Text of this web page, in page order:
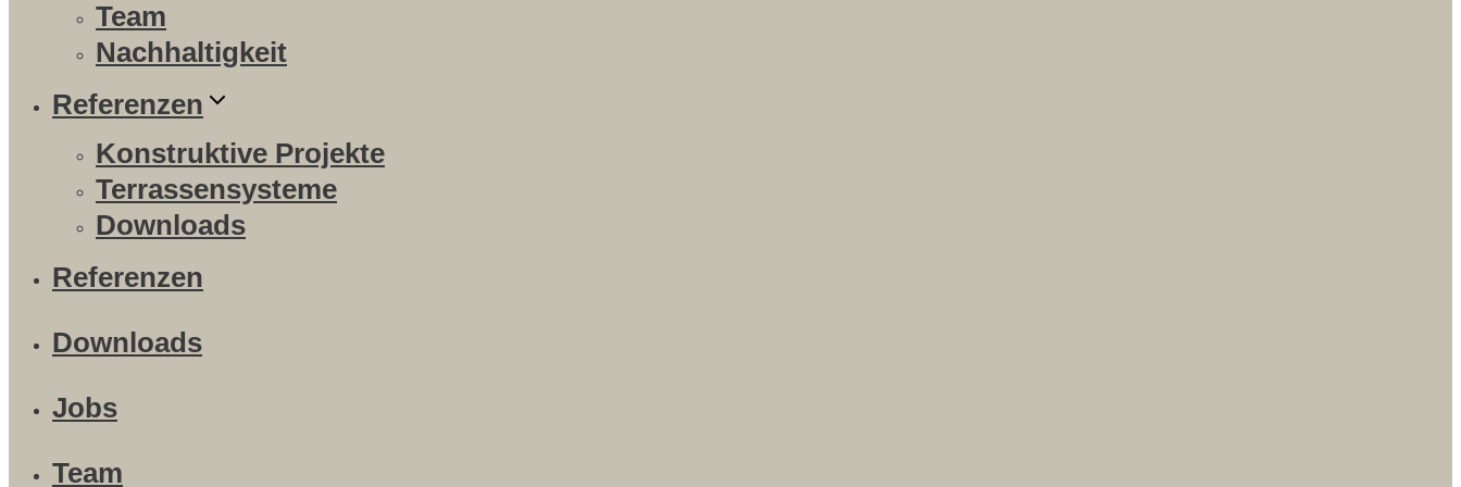
Team
Nachhaltigkeit
Referenzen
Konstruktive Projekte
Terrassensysteme
Downloads
Referenzen
Downloads
Jobs
Team